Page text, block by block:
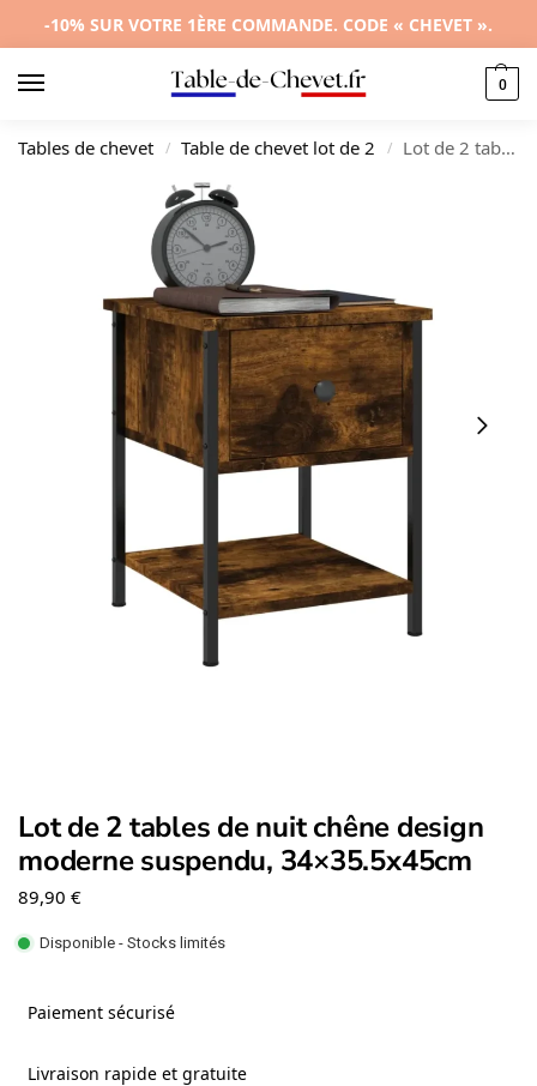
-10% SUR VOTRE 1ÈRE COMMANDE. CODE « CHEVET ».
0
Tables de chevet / Table de chevet lot de 2 / Lot de 2 tables de nuit chêne design moderne suspendu, 34×35.5x45cm
Lot de 2 tables de nuit chêne design
moderne suspendu, 34×35.5x45cm
89,90 €
Disponible - Stocks limités
Paiement sécurisé
Livraison rapide et gratuite